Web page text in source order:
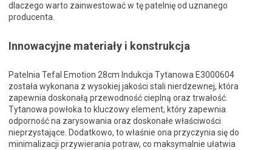
dlaczego warto zainwestować w tę patelnię od uznanego
producenta.
Innowacyjne materiały i konstrukcja
Patelnia Tefal Emotion 28cm Indukcja Tytanowa E3000604
została wykonana z wysokiej jakości stali nierdzewnej, która
zapewnia doskonałą przewodność cieplną oraz trwałość.
Tytanowa powłoka to kluczowy element, który zapewnia
odporność na zarysowania oraz doskonałe właściwości
nieprzystające. Dodatkowo, to właśnie ona przyczynia się do
minimalizacji przywierania potraw, co maksymalnie ułatwia